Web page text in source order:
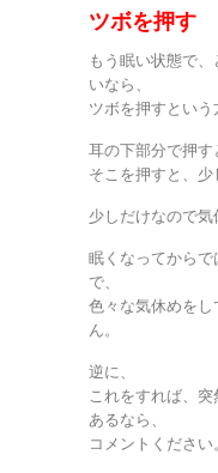
ツボを押す
もう眠い状態で
いなら、
ツボを押すという
耳の下部分で押す
そこを押すと、少
少しだけなので気
眠くなってから
で、
色々な気休めを
ん。
逆に、
これをすれば、
あるなら、
コメントください。